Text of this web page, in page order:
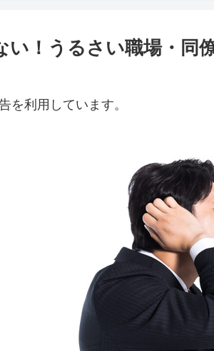
！うるさい職場・同
を利用しています。